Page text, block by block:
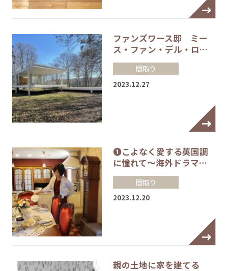
ファンズワース邸 ミー
ス・ファン・デル・ロ…
間取り
2023.12.27
❶こよなく愛する英国調
に憧れて～海外ドラマ…
間取り
2023.12.20
親の土地に家を建てる